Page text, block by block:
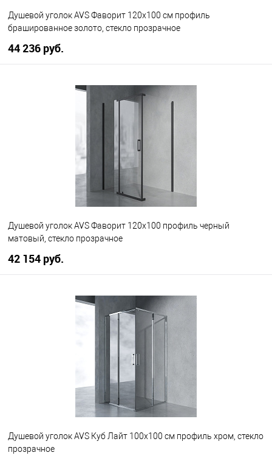
Душевой уголок AVS Фаворит 120x100 см профиль
брашированное золото, стекло прозрачное
44 236 руб.
В корзину
Душевой уголок AVS Фаворит 120x100 профиль черный
матовый, стекло прозрачное
42 154 руб.
В корзину
В наличии
Душевой уголок AVS Куб Лайт 100x100 см профиль хром, стекло
прозрачное